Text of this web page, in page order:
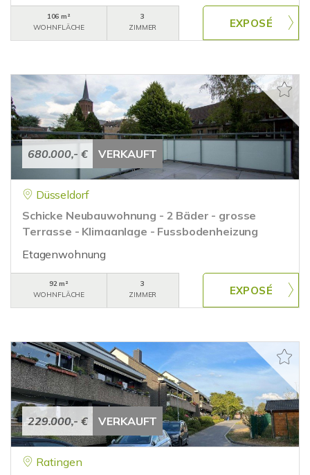
106 m²
WOHNFLÄCHE
3
ZIMMER
680.000,- € VERKAUFT
Düsseldorf
Schicke Neubauwohnung - 2 Bäder - grosse
Terrasse - Klimaanlage - Fussbodenheizung
Etagenwohnung
92 m²
WOHNFLÄCHE
3
ZIMMER
229.000,- € VERKAUFT
Ratingen